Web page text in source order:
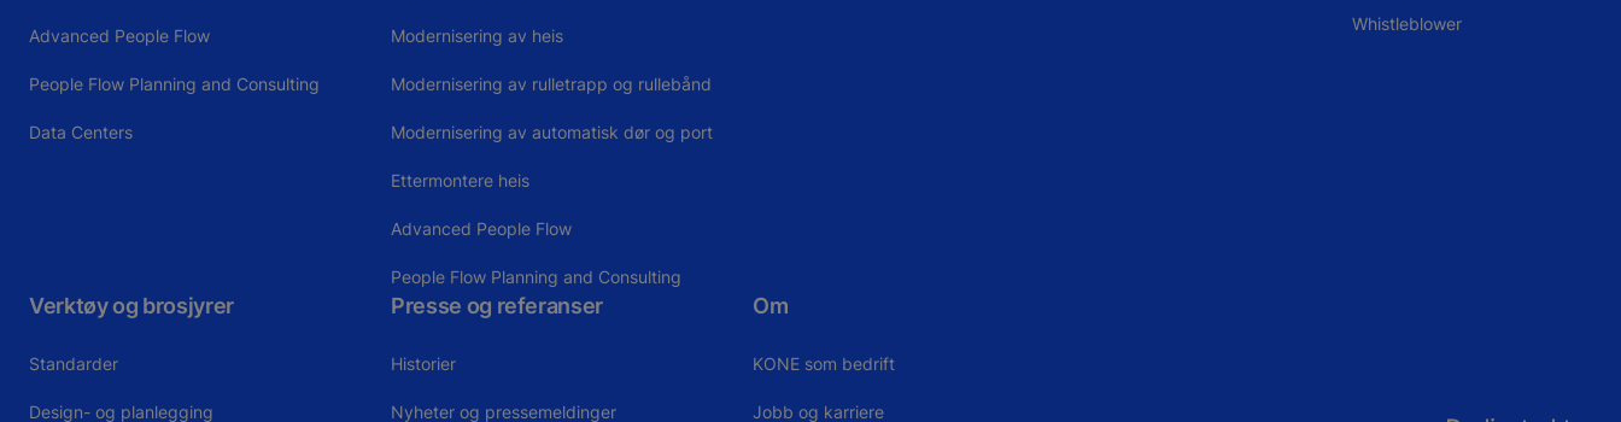
Advanced People Flow
People Flow Planning and Consulting
Data Centers
Modernisering av heis
Modernisering av rulletrapp og rullebånd
Modernisering av automatisk dør og port
Ettermontere heis
Advanced People Flow
People Flow Planning and Consulting
Verktøy og brosjyrer
Standarder
Design- og planlegging
Presse og referanser
Historier
Nyheter og pressemeldinger
Om
KONE som bedrift
Jobb og karriere
Whistleblower